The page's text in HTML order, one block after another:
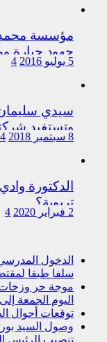
مؤسسة محمد
جهود جبارة
5 يوليو 2016 4
سيدي
وتستفيد
8 سبتمبر 2018 4
الدكتورة
تربوية؟
2 فبراير 2020 4
الدخول
سلفا طبقا
موجة حر وزخات
اليوم الجمعة
توقعات أحوال
وصول السيد
تنصيب الرئيس